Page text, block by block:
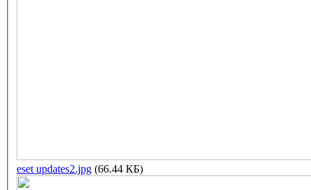
eset updates2.jpg (66.44 КБ)